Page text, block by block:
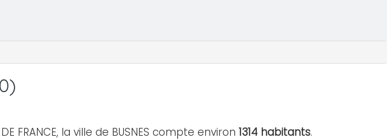
FRANCE, la ville de BUSNES compte environ 1314 habitants.